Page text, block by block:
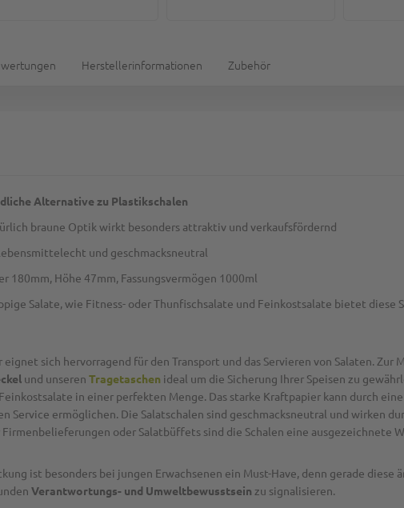
Herstellerinformationen Zubehör
Alternative zu Plastikschalen
braune Optik wirkt besonders attraktiv und verkaufsfördernd
und geschmacksneutral
180mm, Höhe 47mm, Fassungsvermögen 1000ml
Salate, wie Fitness- oder Thunfischsalate und Feinkostsalate bietet diese
eignet sich hervorragend für den Transport und das Servieren von Salaten.
und unseren Tragetaschen ideal um die Sicherung Ihrer Speisen zu
in einer perfekten Menge. Das starke Kraftpapier kann durch
Service ermöglichen. Die Salatschalen sind geschmacksneutral und wirken
Firmenbelieferungen oder Salatbüffets sind die Schalen eine ausgezeichnete
ist besonders bei jungen Erwachsenen ein Must-Have, denn gerade
Verantwortungs- und Umweltbewusstsein zu signalisieren.